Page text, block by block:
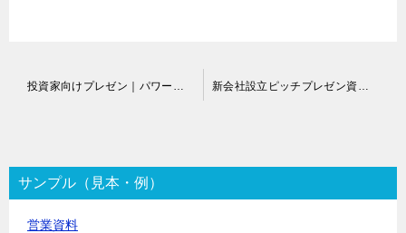
ゲ
ー
シ
サンプル（見本・例）
営業資料